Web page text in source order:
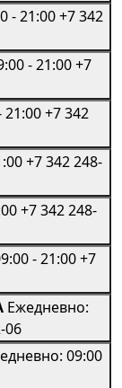
- 21:00+7 342
- 21:00+7
+7 342
+7 342 248-
+7 342 248-
- 21:00+7
Ежедневно:
06
09:00